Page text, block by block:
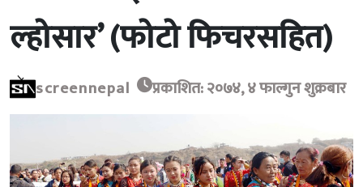
ल्होसार’ (फोटो फिचरसहित)
screennepal प्रकाशित: २०७४, ४ फाल्गुन शुक्रबार